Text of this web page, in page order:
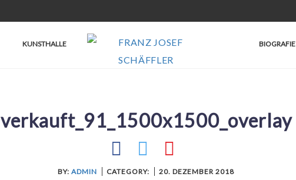
KUNSTHALLE BIOGRAFIE
verkauft_91_1500x1500_overlay
BY: ADMIN CATEGORY: 20. DEZEMBER 2018